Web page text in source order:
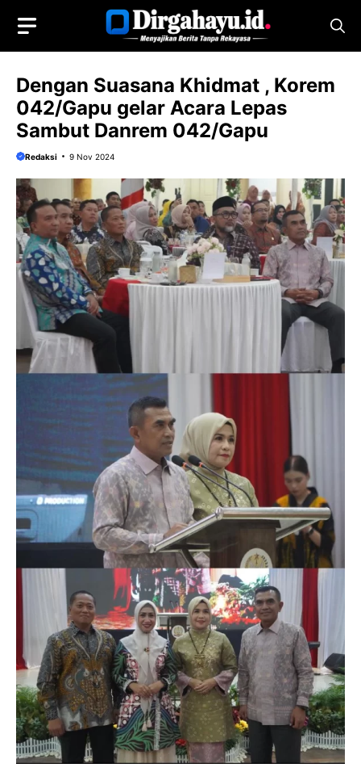
isi
Dengan Suasana Khidmat , Korem
042/Gapu gelar Acara Lepas
Sambut Danrem 042/Gapu
Redaksi 9 Nov 2024